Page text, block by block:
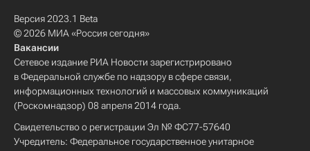
Версия 2023.1 Beta
© 2026 МИА «Россия сегодня»
Вакансии
Сетевое издание РИА Новости зарегистрировано
в Федеральной службе по надзору в сфере связи,
информационных технологий и массовых коммуникаций
(Роскомнадзор) 08 апреля 2014 года.
Свидетельство о регистрации Эл № ФС77-57640
Учредитель: Федеральное государственное унитарное